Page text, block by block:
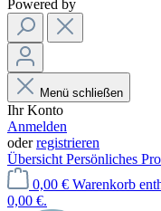
Powered by
Menü schließen
Ihr Konto
Anmelden
oderregistrieren
Übersicht Persönliches
0,00 € Warenkorb
0,00 €.